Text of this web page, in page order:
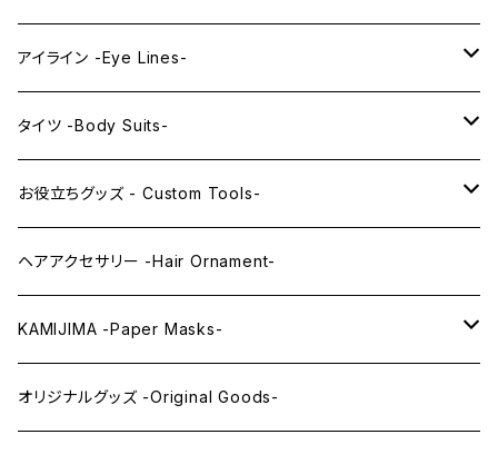
PRINCESS series
KAWAII Little series
ミドル -Middle-
レンズアイ -Lens Eyes-
レンズアイ
レンズアイEX
クリスタルアイ -Crystal Eyes-
アイライン -Eye Lines-
アイラインステッカー -Eye Line Stickers-
まゆ毛 -Eyebrows-
まつ毛 -Eyelash-
タイツ -Body Suits-
全身タイツ -Full Body Suits-
上半身タイツ -Upper Body Suits-
お役立ちグッズ - Custom Tools-
カスタム用品 -Custom Tools-
ウィッグメンテナンス -Wig Maintenance-
ヘアアクセサリー -Hair Ornament-
KAMIJIMA -Paper Masks-
ペーパーマスク -Paper Masks-
オリジナルグッズ -Original Goods-